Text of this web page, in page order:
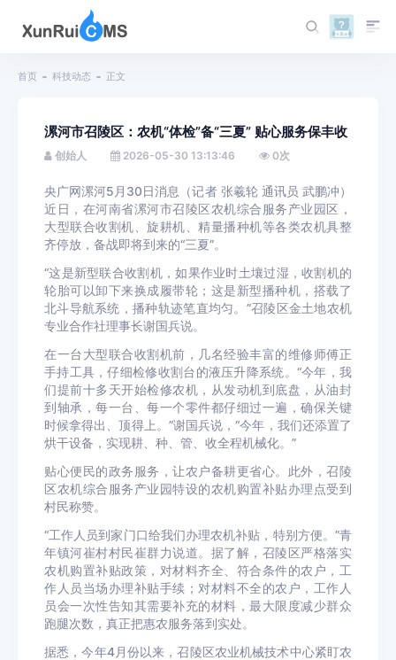
首页 科技动态 正文
漯河市召陵区：农机“体检”备“三夏” 贴心服务保丰收
创始人 2026-05-30 13:13:46 0次
央广网漯河5月30日消息（记者 张羲轮 通讯员 武鹏冲）
近日，在河南省漯河市召陵区农机综合服务产业园区，
大型联合收割机、旋耕机、精量播种机等各类农机具整
齐停放，备战即将到来的“三夏”。
“这是新型联合收割机，如果作业时土壤过湿，收割机的
轮胎可以卸下来换成履带轮；这是新型播种机，搭载了
北斗导航系统，播种轨迹笔直均匀。”召陵区金土地农机
专业合作社理事长谢国兵说。
在一台大型联合收割机前，几名经验丰富的维修师傅正
手持工具，仔细检修收割台的液压升降系统。“今年，我
们提前十多天开始检修农机，从发动机到底盘，从油封
到轴承，每一台、每一个零件都仔细过一遍，确保关键
时候拿得出、顶得上。”谢国兵说，“今年，我们还添置了
烘干设备，实现耕、种、管、收全程机械化。”
贴心便民的政务服务，让农户备耕更省心。此外，召陵
区农机综合服务产业园特设的农机购置补贴办理点受到
村民称赞。
“工作人员到家门口给我们办理农机补贴，特别方便。”青
年镇河崔村村民崔群力说道。据了解，召陵区严格落实
农机购置补贴政策，对材料齐全、符合条件的农户，工
作人员当场办理补贴手续；对材料不全的农户，工作人
员会一次性告知其需要补充的材料，最大限度减少群众
跑腿次数，真正把惠农服务落到实处。
据悉，今年4月份以来，召陵区农业机械技术中心紧盯农